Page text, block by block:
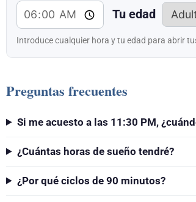
Tu edad
Introduce cualquier hora y tu edad para abrir
Preguntas frecuentes
Si me acuesto a las 11:30 PM,
¿Cuántas horas de sueño tendré?
¿Por qué ciclos de 90 minutos?